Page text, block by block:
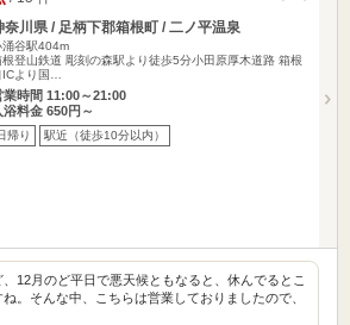
奈川県 / 足柄下郡箱根町 / 二ノ平温泉
涌谷駅404m
根登山鉄道 彫刻の森駅より徒歩5分小田原厚木道路 箱根
ICより国…
業時間 11:00～21:00
浴料金 650円～
帰り 駅近（徒歩10分以内）
12月のど平日で悪天候ともなると、休んでるとこ
。そんな中、こちらは営業しておりましたので、